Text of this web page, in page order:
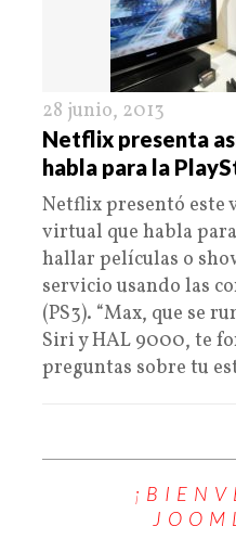
28 junio, 2013
Netflix presenta
habla para la
Netflix presentó este
virtual que habla
hallar películas o
servicio usando las
(PS3). “Max, que se
Siri y HAL 9000, te
preguntas sobre tu